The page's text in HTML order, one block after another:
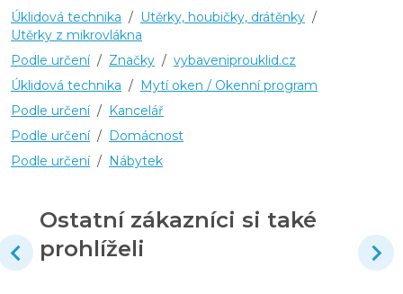
Úklidová technika / Utěrky, houbičky, drátěnky /
Utěrky z mikrovlákna
Podle určení / Značky / vybaveniprouklid.cz
Úklidová technika / Mytí oken / Okenní program
Podle určení / Kancelář
Podle určení / Domácnost
Podle určení / Nábytek
Ostatní zákazníci si také
prohlíželi